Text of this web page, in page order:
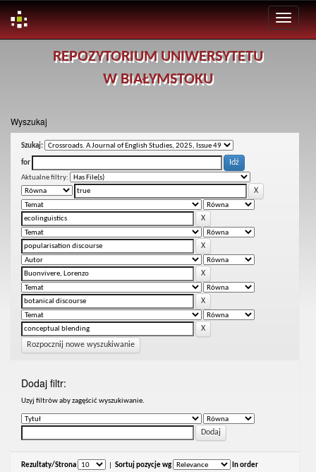
REPOZYTORIUM UNIWERSYTETU
W BIAŁYMSTOKU
Wyszukaj
Szukaj:
for
Aktualne filtry:
Rozpocznij nowe wyszukiwanie
Dodaj filtr:
Uzyj filtrów aby zagęścić wyszukiwanie.
Rezultaty/Strona Sortuj pozycje wg In order